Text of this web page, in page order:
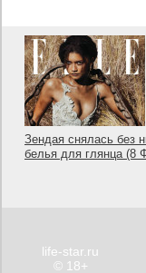
Зендая снялась без
белья для глянца (8
life-star.ru
© 18+